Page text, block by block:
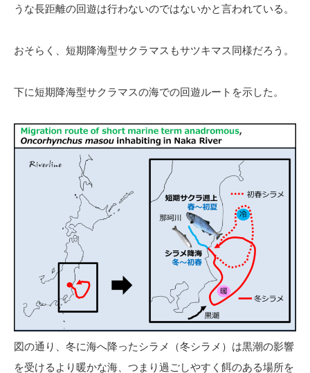
うな長距離の回遊は行わないのではないかと言われている。
おそらく、短期降海型サクラマスもサツキマス同様だろう。
下に短期降海型サクラマスの海での回遊ルートを示した。
図の通り、冬に海へ降ったシラメ（冬シラメ）は黒潮の影響
を受けるより暖かな海、つまり過ごしやすく餌のある場所を